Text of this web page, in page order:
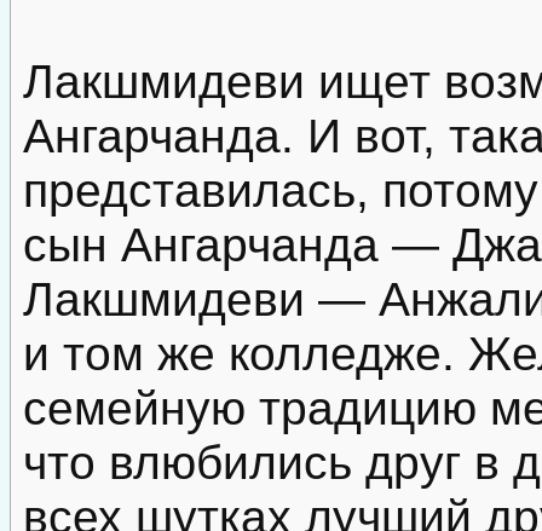
Лакшмидеви ищет
Ангарчанда. И вот,
представилась,
сын Ангарчанда —
Лакшмидеви — Анжали
и том же колледже.
семейную традицию
что влюбились друг в
всех шутках лучший